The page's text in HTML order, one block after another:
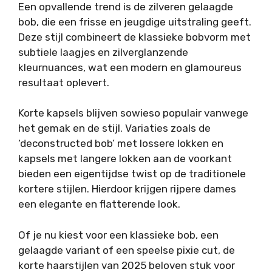
Een opvallende trend is de zilveren gelaagde
bob, die een frisse en jeugdige uitstraling geeft.
Deze stijl combineert de klassieke bobvorm met
subtiele laagjes en zilverglanzende
kleurnuances, wat een modern en glamoureus
resultaat oplevert.
Korte kapsels blijven sowieso populair vanwege
het gemak en de stijl. Variaties zoals de
‘deconstructed bob’ met lossere lokken en
kapsels met langere lokken aan de voorkant
bieden een eigentijdse twist op de traditionele
kortere stijlen. Hierdoor krijgen rijpere dames
een elegante en flatterende look.
Of je nu kiest voor een klassieke bob, een
gelaagde variant of een speelse pixie cut, de
korte haarstijlen van 2025 beloven stuk voor